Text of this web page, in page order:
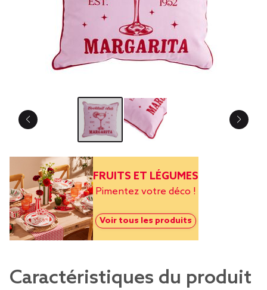
FRUITS ET LÉGUMES
Pimentez votre déco !
Voir tous les produits
Caractéristiques du produit